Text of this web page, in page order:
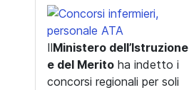
IlMinistero dell’Istruzione
e del Merito ha indetto i
concorsi regionali per soli